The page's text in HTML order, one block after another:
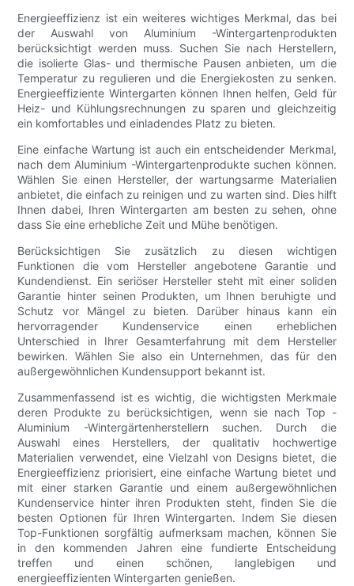
Energieeffizienz ist ein weiteres wichtiges Merkmal, das bei
der Auswahl von Aluminium -Wintergartenprodukten
berücksichtigt werden muss. Suchen Sie nach Herstellern,
die isolierte Glas- und thermische Pausen anbieten, um die
Temperatur zu regulieren und die Energiekosten zu senken.
Energieeffiziente Wintergarten können Ihnen helfen, Geld für
Heiz- und Kühlungsrechnungen zu sparen und gleichzeitig
ein komfortables und einladendes Platz zu bieten.
Eine einfache Wartung ist auch ein entscheidender Merkmal,
nach dem Aluminium -Wintergartenprodukte suchen können.
Wählen Sie einen Hersteller, der wartungsarme Materialien
anbietet, die einfach zu reinigen und zu warten sind. Dies hilft
Ihnen dabei, Ihren Wintergarten am besten zu sehen, ohne
dass Sie eine erhebliche Zeit und Mühe benötigen.
Berücksichtigen Sie zusätzlich zu diesen wichtigen
Funktionen die vom Hersteller angebotene Garantie und
Kundendienst. Ein seriöser Hersteller steht mit einer soliden
Garantie hinter seinen Produkten, um Ihnen beruhigte und
Schutz vor Mängel zu bieten. Darüber hinaus kann ein
hervorragender Kundenservice einen erheblichen
Unterschied in Ihrer Gesamterfahrung mit dem Hersteller
bewirken. Wählen Sie also ein Unternehmen, das für den
außergewöhnlichen Kundensupport bekannt ist.
Zusammenfassend ist es wichtig, die wichtigsten Merkmale
deren Produkte zu berücksichtigen, wenn sie nach Top -
Aluminium -Wintergärtenherstellern suchen. Durch die
Auswahl eines Herstellers, der qualitativ hochwertige
Materialien verwendet, eine Vielzahl von Designs bietet, die
Energieeffizienz priorisiert, eine einfache Wartung bietet und
mit einer starken Garantie und einem außergewöhnlichen
Kundenservice hinter ihren Produkten steht, finden Sie die
besten Optionen für Ihren Wintergarten. Indem Sie diesen
Top-Funktionen sorgfältig aufmerksam machen, können Sie
in den kommenden Jahren eine fundierte Entscheidung
treffen und einen schönen, langlebigen und
energieeffizienten Wintergarten genießen.